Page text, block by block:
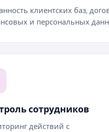
клиентских баз,
и персональных
сотрудников
действий с